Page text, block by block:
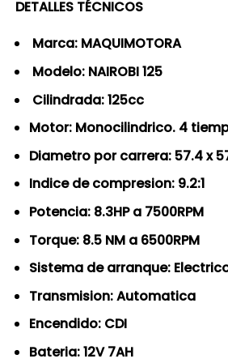
DETALLES TÉCNICOS
Marca: MAQUIMOTORA
Modelo: NAIROBI 125
Cilindrada: 125cc
Motor: Monocilindrico. 4
Diametro por carrera: 57.4 x
Indice de compresion: 9.2:1
Potencia: 8.3HP a 7500RPM
Torque: 8.5 NM a 6500RPM
Sistema de arranque:
Transmision: Automatica
Encendido: CDI
Bateria: 12V 7AH